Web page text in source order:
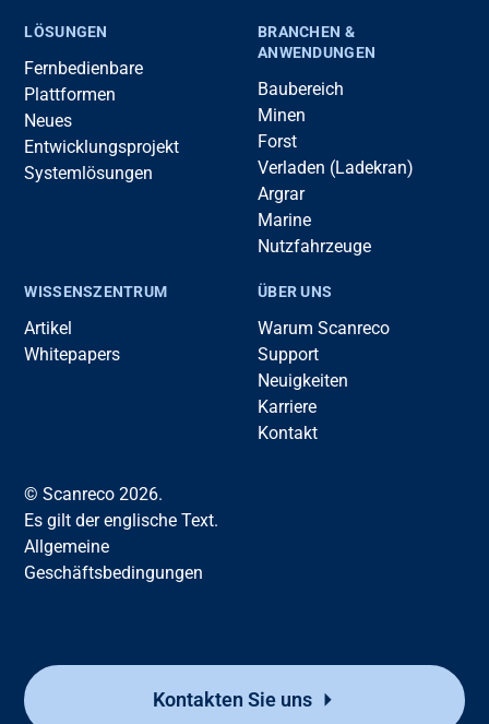
Kontakten Sie uns
LÖSUNGEN
Fernbedienbare
Plattformen
Neues
Entwicklungsprojekt
Systemlösungen
BRANCHEN &
ANWENDUNGEN
Baubereich
Minen
Forst
Verladen (Ladekran)
Argrar
Marine
Nutzfahrzeuge
WISSENSZENTRUM
Artikel
Whitepapers
ÜBER UNS
Warum Scanreco
Support
Neuigkeiten
Karriere
Kontakt
© Scanreco 2026.
Es gilt der englische Text.
Allgemeine
Geschäftsbedingungen